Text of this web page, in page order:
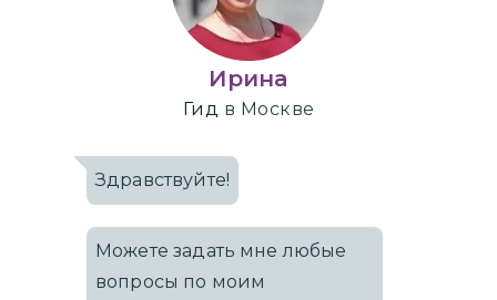
Ирина
Гид в Москве
Здравствуйте!
Можете задать мне любые
вопросы по моим